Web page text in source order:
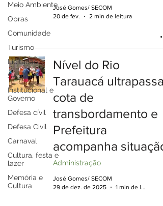
Meio Ambiente
Obras
Comunidade
Turismo
Licitação
Segurança
Institucional e
Governo
Defesa cívil
Defesa Civil
Carnaval
Cultura, festa e
lazer
Memória e
Cultura
José Gomes/ SECOM
20 de fev.
2 min de leitura
Nível do Rio
Tarauacá ultrapassa
cota de
transbordamento e
Prefeitura
acompanha situação
Administração
José Gomes/ SECOM
29 de dez. de 2025